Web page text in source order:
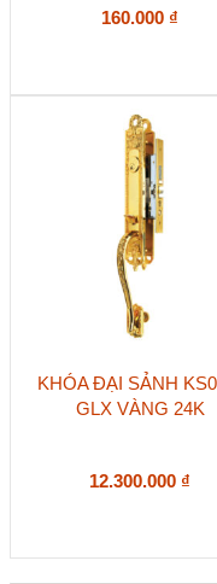
160.000 ₫
KHÓA ĐẠI SẢNH
GLX VÀNG 24K
12.300.000 ₫